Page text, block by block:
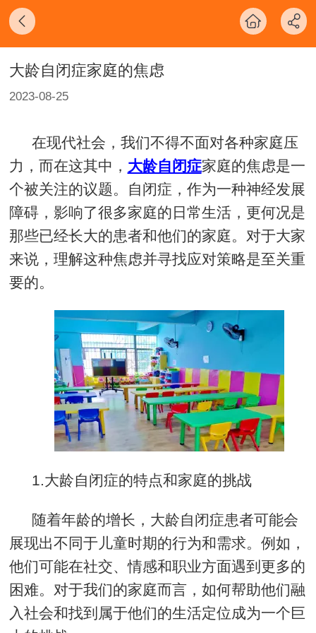
大龄自闭症家庭的焦虑
2023-08-25
在现代社会，我们不得不面对各种家庭压
力，而在这其中， 大龄自闭症家庭的焦虑是一
个被关注的议题。自闭症，作为一种神经发展
障碍，影响了很多家庭的日常生活，更何况是
那些已经长大的患者和他们的家庭。对于大家
来说，理解这种焦虑并寻找应对策略是至关重
要的。
1. 大龄自闭症的特点和家庭的挑战
随着年龄的增长，大龄自闭症患者可能会
展现出不同于儿童时期的行为和需求。例如，
他们可能在社交、情感和职业方面遇到更多的
困难。对于我们的家庭而言，如何帮助他们融
入社会和找到属于他们的生活定位成为一个巨